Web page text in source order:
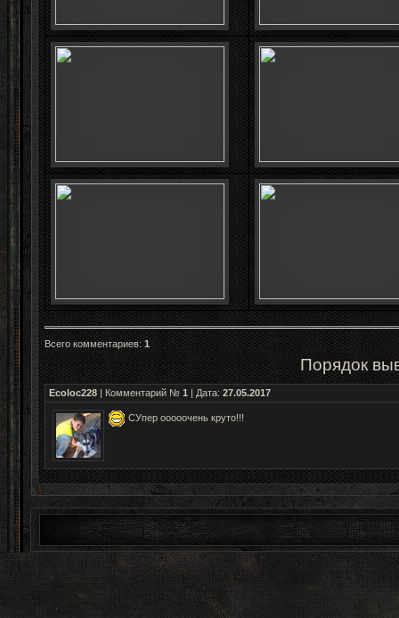
Всего комментариев:1
Порядок
Ecoloc228| Комментарий № 1 | Дата: 27.05.2017
СУпер ооооочень круто!!!